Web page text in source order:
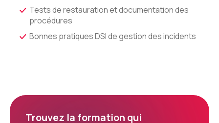
Tests de restauration et documentation des
procédures
Bonnes pratiques DSI de gestion des incidents
Trouvez la formation qui